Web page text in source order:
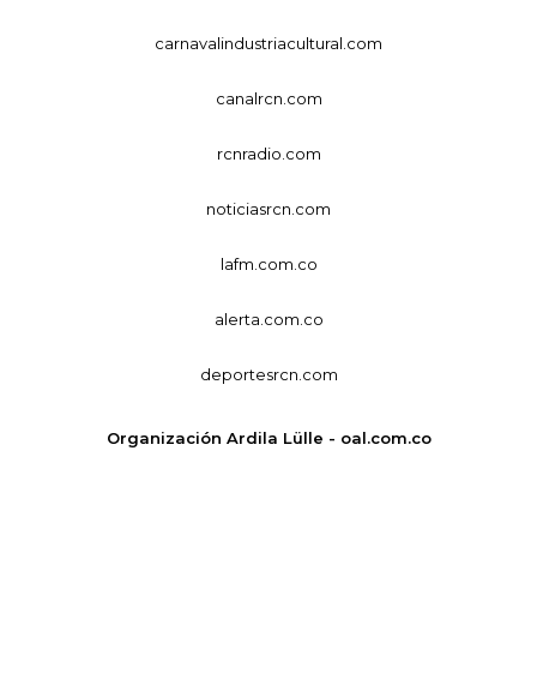
carnavalindustriacultural.com
canalrcn.com
rcnradio.com
noticiasrcn.com
lafm.com.co
alerta.com.co
deportesrcn.com
Organización Ardila Lülle - oal.com.co